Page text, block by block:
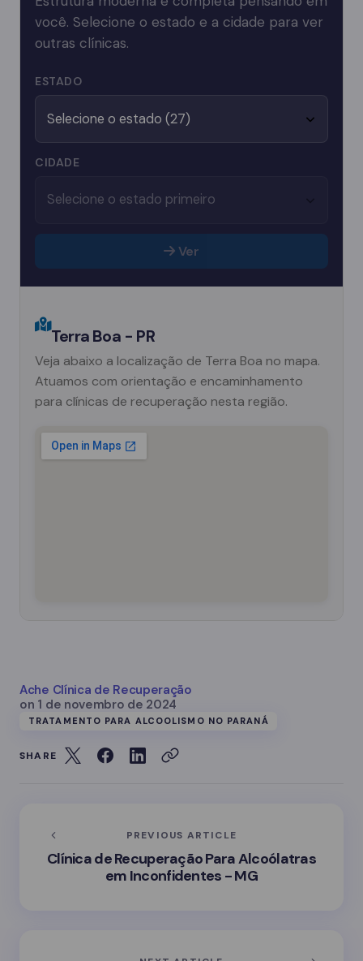
você. Selecione o estado e a cidade para ver
outras clínicas.
ESTADO
CIDADE
Ver
Terra Boa - PR
Veja abaixo a localização de Terra Boa no mapa.
Atuamos com orientação e encaminhamento
para clínicas de recuperação nesta região.
Ache Clínica de Recuperação
on 1 de novembro de 2024
TRATAMENTO PARA ALCOOLISMO NO PARANÁ
SHARE
PREVIOUS ARTICLE
Clínica de Recuperação Para Alcoólatras
em Inconfidentes - MG